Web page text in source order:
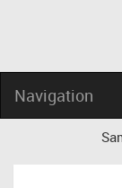
Navigation